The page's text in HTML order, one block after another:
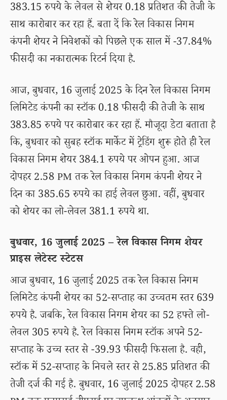
383.15 रुपये के लेवल से शेयर 0.18 प्रतिशत की तेजी के
साथ कारोबार कर रहा हैं. बता दें कि रेल विकास निगम
कंपनी शेयर ने निवेशकों को पिछले एक साल में -37.84%
फीसदी का नकारात्मक रिटर्न दिया है.
आज, बुधवार, 16 जुलाई 2025 के दिन रेल विकास निगम
लिमिटेड कंपनी का स्टॉक 0.18 फीसदी की तेजी के साथ
383.85 रुपये पर कारोबार कर रहा हैं. मौजूदा डेटा बताता है
कि, बुधवार को सुबह स्टॉक मार्केट में ट्रेडिंग शुरू होते ही रेल
विकास निगम शेयर 384.1 रुपये पर ओपन हुआ. आज
दोपहर 2.58 PM तक रेल विकास निगम कंपनी शेयर ने
दिन का 385.65 रुपये का हाई लेवल छुआ. वहीं, बुधवार
को शेयर का लो-लेवल 381.1 रुपये था.
बुधवार, 16 जुलाई 2025 – रेल विकास निगम शेयर
प्राइस लेटेस्ट स्टेटस
आज बुधवार, 16 जुलाई 2025 तक रेल विकास निगम
लिमिटेड कंपनी शेयर का 52-सप्ताह का उच्चतम स्तर 639
रुपये है. जबकि, रेल विकास निगम शेयर का 52 हफ्ते लो-
लेवल 305 रुपये है. रेल विकास निगम स्टॉक अपने 52-
सप्ताह के उच्च स्तर से -39.93 फीसदी फिसला है. वही,
स्टॉक में 52-सप्ताह के निचले स्तर से 25.85 प्रतिशत की
तेजी दर्ज की गई है. बुधवार, 16 जुलाई 2025 दोपहर 2.58